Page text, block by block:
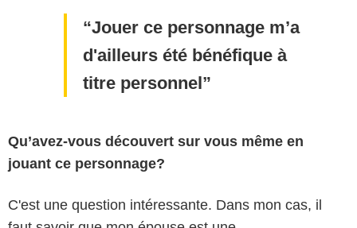
Jouer ce personnage m’a
d'ailleurs été bénéfique à
titre personnel
Qu’avez-vous découvert sur vous même en
jouant ce personnage?
C'est une question intéressante. Dans mon cas, il